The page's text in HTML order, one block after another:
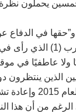
تحت سن الخمسين
في الدفاع
ويجسد بايدن، على غرار نانسي
ولا عاطفيًا في
الذين ينتظرون
بعد مرور نحو عقد على
من أن هذا